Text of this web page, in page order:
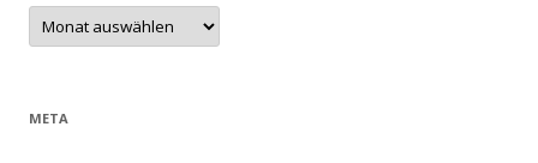
Archive
META